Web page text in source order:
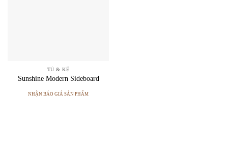
TỦ & KỆ
Sunshine Modern Sideboard
NHẬN BÁO GIÁ SẢN PHẨM